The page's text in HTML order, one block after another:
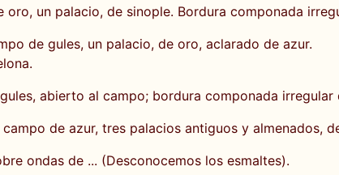
oro, un palacio, de sinople. Bordura componada
de gules, un palacio, de oro, aclarado de azur.
abierto al campo; bordura componada
de azur, tres palacios antiguos y almenados,
ondas de ... (Desconocemos los esmaltes).